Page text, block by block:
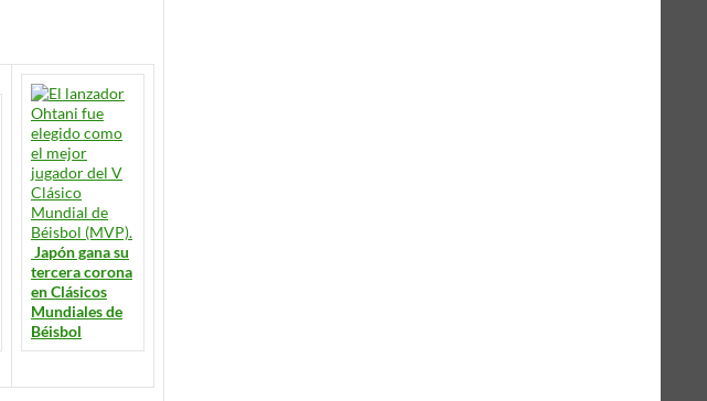
Japón gana su
tercera corona
en Clásicos
Mundiales de
Béisbol